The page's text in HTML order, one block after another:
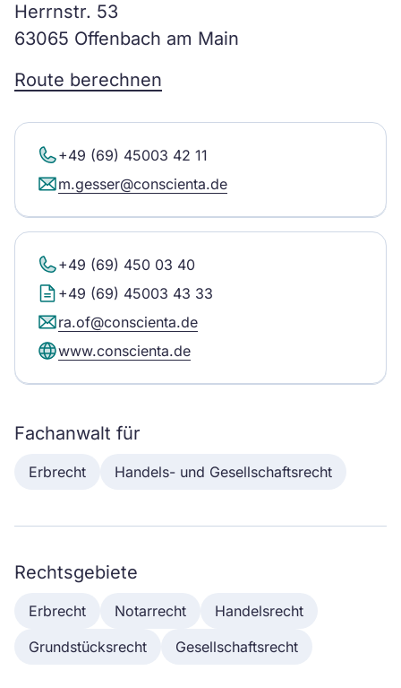
Herrnstr. 53
63065 Offenbach am Main
Route berechnen
+49 (69) 45003 42 11
m.gesser@conscienta.de
+49 (69) 450 03 40
+49 (69) 45003 43 33
ra.of@conscienta.de
www.conscienta.de
Fachanwalt für
Erbrecht Handels- und Gesellschaftsrecht
Rechtsgebiete
Erbrecht Notarrecht
Handelsrecht
Grundstücksrecht
Gesellschaftsrecht